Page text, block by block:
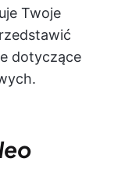
Twoje
dotyczące